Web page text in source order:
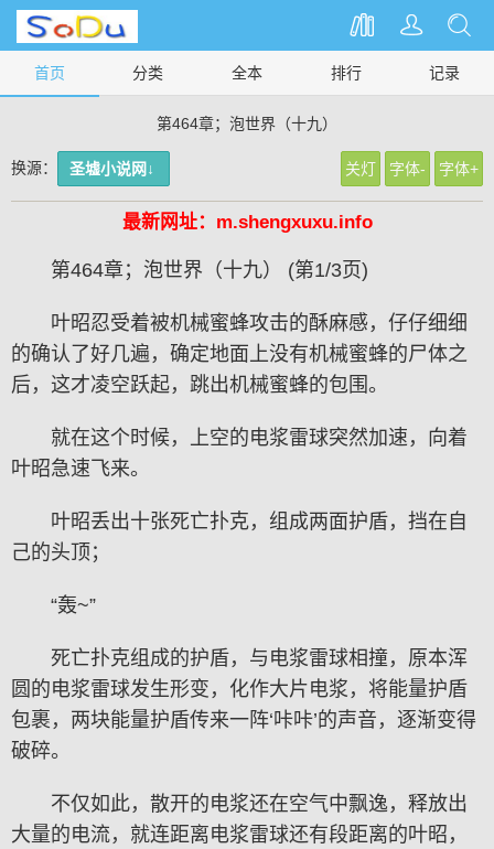
首页 分类 全本 排行 记录
第464章；泡世界（十九）
换源： 圣墟小说网↓ 关灯 字体- 字体+
最新网址：m.shengxuxu.info
第464章；泡世界（十九） (第1/3页)
叶昭忍受着被机械蜜蜂攻击的酥麻感，仔仔细细
的确认了好几遍，确定地面上没有机械蜜蜂的尸体之
后，这才凌空跃起，跳出机械蜜蜂的包围。
就在这个时候，上空的电浆雷球突然加速，向着
叶昭急速飞来。
叶昭丢出十张死亡扑克，组成两面护盾，挡在自
己的头顶；
“轰~”
死亡扑克组成的护盾，与电浆雷球相撞，原本浑
圆的电浆雷球发生形变，化作大片电浆，将能量护盾
包裹，两块能量护盾传来一阵‘咔咔’的声音，逐渐变得
破碎。
不仅如此，散开的电浆还在空气中飘逸，释放出
大量的电流，就连距离电浆雷球还有段距离的叶昭，